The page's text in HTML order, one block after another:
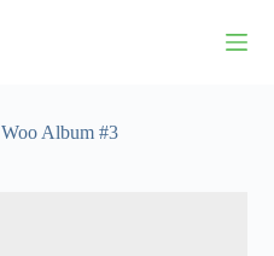
Woo Album #3